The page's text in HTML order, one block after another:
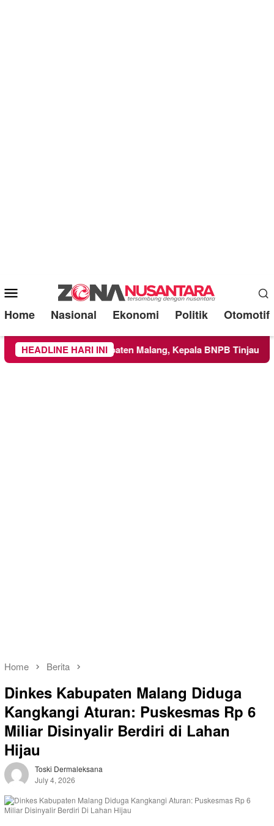
Mobile
Menu
Home Nasional Ekonomi Politik Otomotif
HEADLINE HARI INI
Wilayah Kabupaten Malang, Kepala BNPB Tinjau Langsung
Home Berita
Dinkes Kabupaten Malang Diduga
Kangkangi Aturan: Puskesmas Rp 6
Miliar Disinyalir Berdiri di Lahan
Hijau
Toski Dermaleksana
July 4, 2026